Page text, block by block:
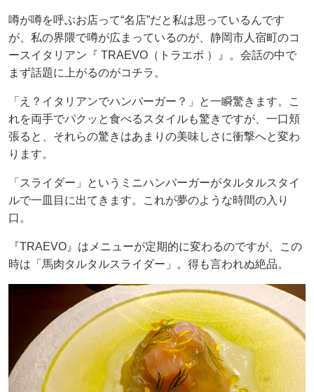
噂が噂を呼ぶお店って“名店”だと私は思っているんです
が、私の界隈で噂が広まっているのが、静岡市人宿町のコ
ースイタリアン『 TRAEVO（トラエボ ）』。会話の中で
まず話題に上がるのがコチラ。
「え？イタリアンでハンバーガー？」と一瞬驚きます。こ
れを両手でパクッと食べるスタイルも驚きですが、一口頬
張ると、それらの驚きはあまりの美味しさに衝撃へと変わ
ります。
「スライダー」というミニハンバーガーがタルタルスタイ
ルで一皿目に出てきます。これが夢のような時間の入り
口。
『TRAEVO』はメニューが定期的に変わるのですが、この
時は「馬肉タルタルスライダー」。得も言われぬ絶品。